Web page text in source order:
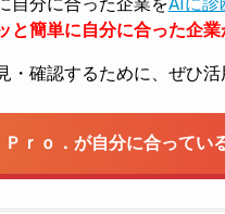
と簡単に自分に合った企業
・確認するために、ぜひ活
ｒｏ．が自分に合ってい